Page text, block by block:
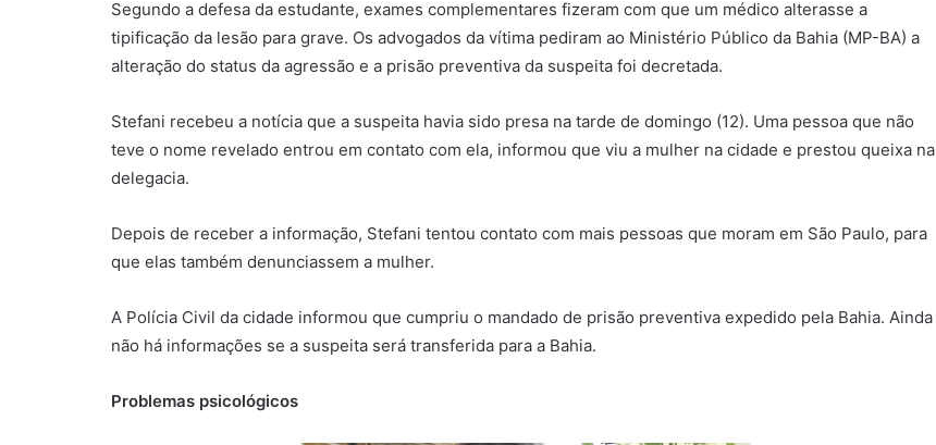
Segundo a defesa da estudante, exames complementares fizeram com que um médico alterasse a
tipificação da lesão para grave. Os advogados da vítima pediram ao Ministério Público da Bahia (MP-BA) a
alteração do status da agressão e a prisão preventiva da suspeita foi decretada.
Stefani recebeu a notícia que a suspeita havia sido presa na tarde de domingo (12). Uma pessoa que não
teve o nome revelado entrou em contato com ela, informou que viu a mulher na cidade e prestou queixa na
delegacia.
Depois de receber a informação, Stefani tentou contato com mais pessoas que moram em São Paulo, para
que elas também denunciassem a mulher.
A Polícia Civil da cidade informou que cumpriu o mandado de prisão preventiva expedido pela Bahia. Ainda
não há informações se a suspeita será transferida para a Bahia.
Problemas psicológicos